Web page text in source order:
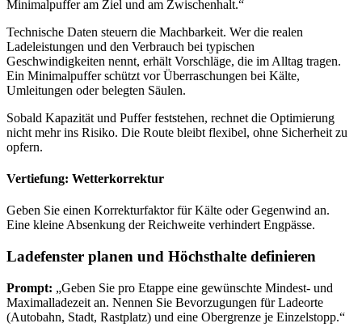
Minimalpuffer am Ziel und am Zwischenhalt.“
Technische Daten steuern die Machbarkeit. Wer die realen
Ladeleistungen und den Verbrauch bei typischen
Geschwindigkeiten nennt, erhält Vorschläge, die im Alltag tragen.
Ein Minimalpuffer schützt vor Überraschungen bei Kälte,
Umleitungen oder belegten Säulen.
Sobald Kapazität und Puffer feststehen, rechnet die Optimierung
nicht mehr ins Risiko. Die Route bleibt flexibel, ohne Sicherheit zu
opfern.
Vertiefung: Wetterkorrektur
Geben Sie einen Korrekturfaktor für Kälte oder Gegenwind an.
Eine kleine Absenkung der Reichweite verhindert Engpässe.
Ladefenster planen und Höchsthalte definieren
Prompt: „Geben Sie pro Etappe eine gewünschte Mindest- und
Maximalladezeit an. Nennen Sie Bevorzugungen für Ladeorte
(Autobahn, Stadt, Rastplatz) und eine Obergrenze je Einzelstopp.“